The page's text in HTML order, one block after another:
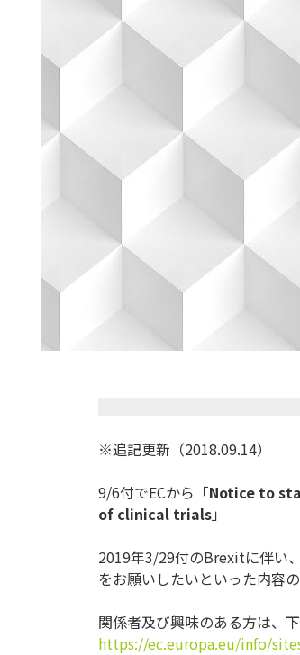
※追記更新（2018.09.14）
9/6付でECから「Notice to
of clinical trials」
2019年3/29付のBrexitに伴い
をお願いしたいといった内容
関係者及び興味のある方は、
https://ec.europa.eu/info/